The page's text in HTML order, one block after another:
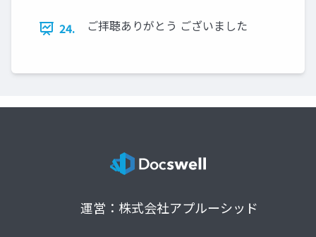
24. ご拝聴ありがとう ございました
運営：株式会社アプルーシッド